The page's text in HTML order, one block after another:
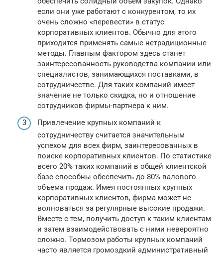
если они уже работают с конкурентом, то их
очень сложно «перевести» в статус
корпоративных клиентов. Обычно для этого
приходится применять самые нетрадиционные
методы. Главным фактором здесь станет
заинтересованность руководства компании или
специалистов, занимающихся поставками, в
сотрудничестве. Для таких компаний имеет
значение не только скидка, но и отношение
сотрудников фирмы-партнера к ним.
Привлечение крупных компаний к
сотрудничеству считается значительным
успехом для всех фирм, заинтересованных в
поиске корпоративных клиентов. По статистике
всего 20% таких компаний в общей клиентской
базе способны обеспечить до 80% валового
объема продаж. Имея постоянных крупных
корпоративных клиентов, фирма может не
волноваться за регулярные высокие продажи.
Вместе с тем, получить доступ к таким клиентам
и затем взаимодействовать с ними невероятно
сложно. Тормозом работы крупных компаний
часто является громоздкий административный